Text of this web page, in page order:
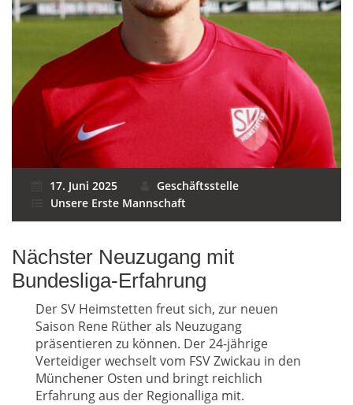
17. Juni 2025
Geschäftsstelle
Unsere Erste Mannschaft
Nächster Neuzugang mit
Bundesliga-Erfahrung
Der SV Heimstetten freut sich, zur neuen
Saison Rene Rüther als Neuzugang
präsentieren zu können. Der 24-jährige
Verteidiger wechselt vom FSV Zwickau in den
Münchener Osten und bringt reichlich
Erfahrung aus der Regionalliga mit.